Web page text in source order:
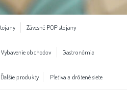
Závesné POP stojany
Vybavenie obchodov Gastronómia
Ďalšie produkty Pletiva a drôtené siete